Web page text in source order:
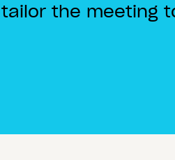
the meeting